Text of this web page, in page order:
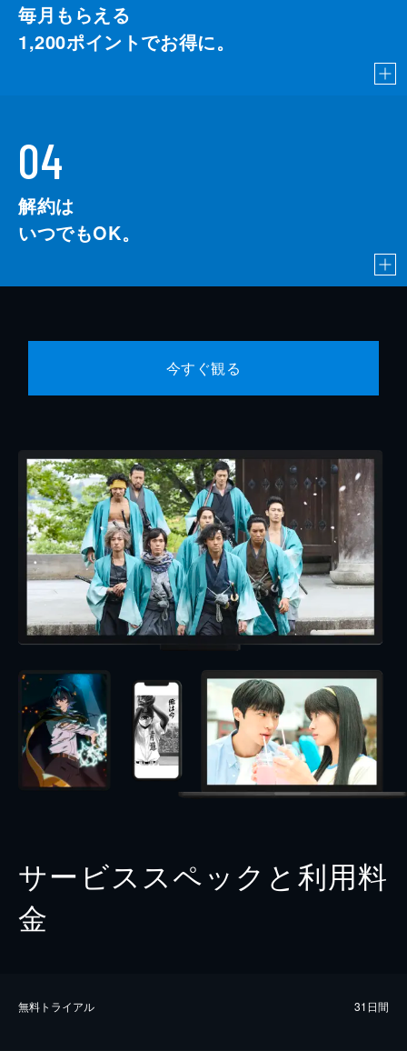
毎月もらえる
1,200ポイントでお得に。
04
解約は
いつでもOK。
今すぐ観る
サービススペックと利用料
金
無料トライアル 31日間